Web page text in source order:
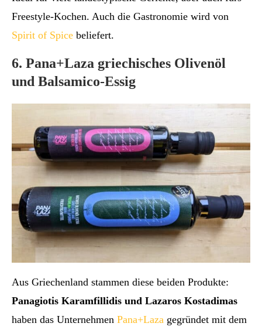
Freestyle-Kochen. Auch die Gastronomie wird von
Spirit of Spice beliefert.
6. Pana+Laza griechisches Olivenöl
und Balsamico-Essig
Aus Griechenland stammen diese beiden Produkte:
Panagiotis Karamfillidis und Lazaros Kostadimas
haben das Unternehmen Pana+Laza gegründet mit dem